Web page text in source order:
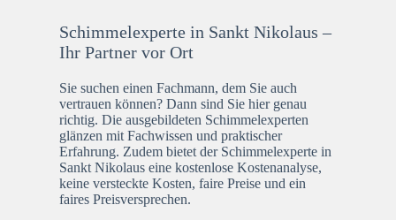
Schimmelexperte in Sankt Nikolaus –
Ihr Partner vor Ort
Sie suchen einen Fachmann, dem Sie auch
vertrauen können? Dann sind Sie hier genau
richtig. Die ausgebildeten Schimmelexperten
glänzen mit Fachwissen und praktischer
Erfahrung. Zudem bietet der Schimmelexperte in
Sankt Nikolaus eine kostenlose Kostenanalyse,
keine versteckte Kosten, faire Preise und ein
faires Preisversprechen.